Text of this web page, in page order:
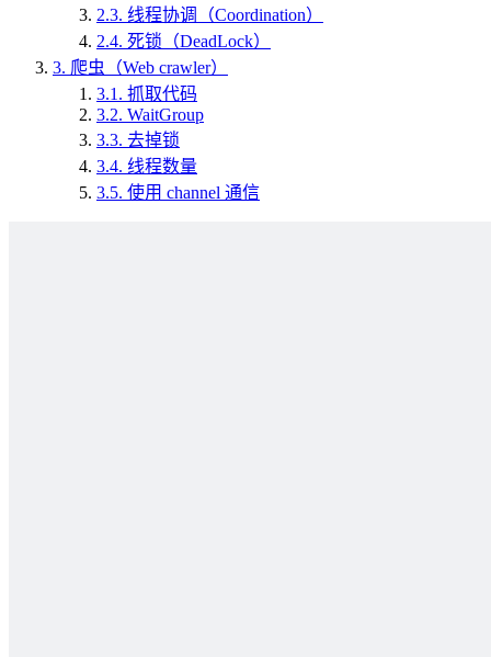
2.3. 线程协调（Coordination）
2.4. 死锁（DeadLock）
3. 爬虫（Web crawler）
3.1. 抓取代码
3.2. WaitGroup
3.3. 去掉锁
3.4. 线程数量
3.5. 使用 channel 通信